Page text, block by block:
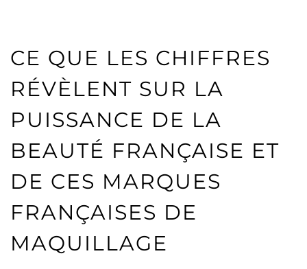
CE QUE LES CHIFFRES
RÉVÈLENT SUR LA
PUISSANCE DE LA
BEAUTÉ FRANÇAISE ET
DE CES MARQUES
FRANÇAISES DE
MAQUILLAGE